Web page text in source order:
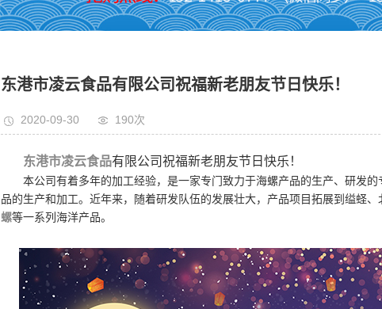
东港市凌云食品有限公司祝福新老朋友节日快乐！
2020-09-30 190次
东港市凌云食品有限公司祝福新老朋友节日快乐！
本公司有着多年的加工经验，是一家专门致力于海螺产品的生产、研发
品的生产和加工。近年来，随着研发队伍的发展壮大，产品项目拓展到缢蛏
螺等一系列海洋产品。